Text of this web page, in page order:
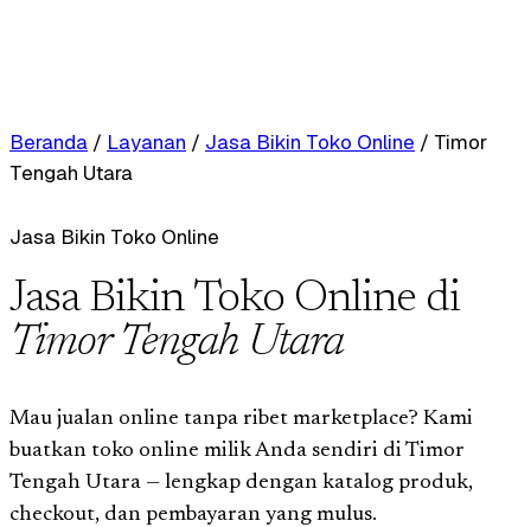
Beranda / Layanan / Jasa Bikin Toko Online / Timor
Tengah Utara
Jasa Bikin Toko Online
Jasa Bikin Toko Online di
Timor Tengah Utara
Mau jualan online tanpa ribet marketplace? Kami
buatkan toko online milik Anda sendiri di Timor
Tengah Utara — lengkap dengan katalog produk,
checkout, dan pembayaran yang mulus.